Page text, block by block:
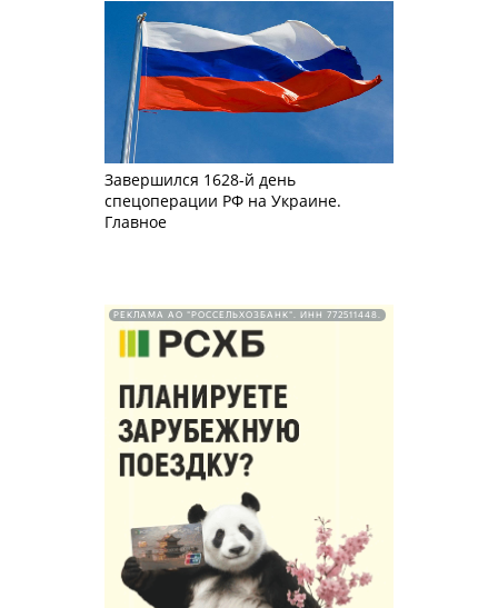
Завершился 1628-й день
спецоперации РФ на Украине.
Главное
РЕКЛАМА АО "РОССЕЛЬХОЗБАНК". ИНН 772511448.